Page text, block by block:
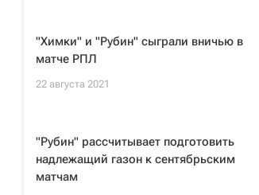
"Химки" и "Рубин" сыграли вничью в
матче РПЛ
22 августа 2021
"Рубин" рассчитывает подготовить
надлежащий газон к сентябрьским
матчам